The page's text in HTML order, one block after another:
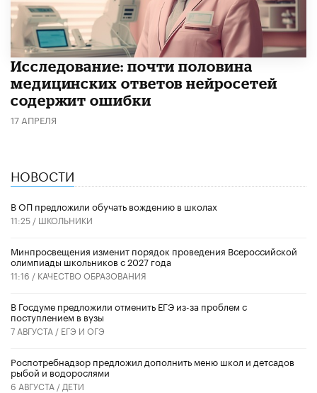
Исследование: почти половина
медицинских ответов нейросетей
содержит ошибки
17 АПРЕЛЯ
НОВОСТИ
В ОП предложили обучать вождению в школах
11:25 / ШКОЛЬНИКИ
Минпросвещения изменит порядок проведения Всероссийской
олимпиады школьников с 2027 года
11:16 / КАЧЕСТВО ОБРАЗОВАНИЯ
В Госдуме предложили отменить ЕГЭ из-за проблем с
поступлением в вузы
7 АВГУСТА / ЕГЭ И ОГЭ
Роспотребнадзор предложил дополнить меню школ и детсадов
рыбой и водорослями
6 АВГУСТА / ДЕТИ